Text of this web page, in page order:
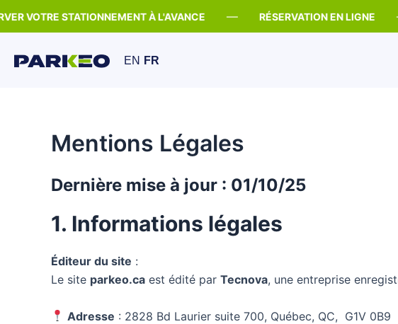
VOTRE STATIONNEMENT À L'AVANCE RÉSERVATION EN LIGNE
EN FR
Mentions Légales
Dernière mise à jour : 01/10/25
1. Informations légales
Éditeur du site :
Le site parkeo.ca est édité par Tecnova, une entreprise
Adresse : 2828 Bd Laurier suite 700, Québec, QC, G1V 0B9